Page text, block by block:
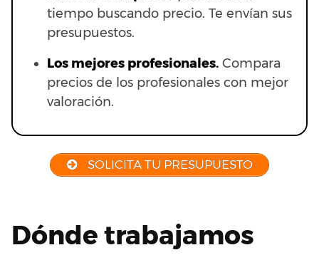
tiempo buscando precio. Te envían sus
presupuestos.
Los mejores profesionales. Compara
precios de los profesionales con mejor
valoración.
SOLICITA TU PRESUPUESTO
Dónde trabajamos